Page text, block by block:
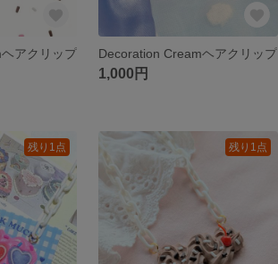
アクリップ Decoration Creamヘアクリップ
1,000円
残り1点 残り1点